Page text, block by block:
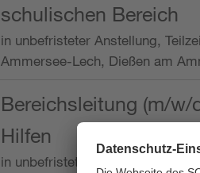
schulischen Bereich
in unbefristeter Anstellung,
Ammersee-Lech, Dießen am
Bereichsleitung (m/w/
Hilfen
in unbefristeter Anstellung,